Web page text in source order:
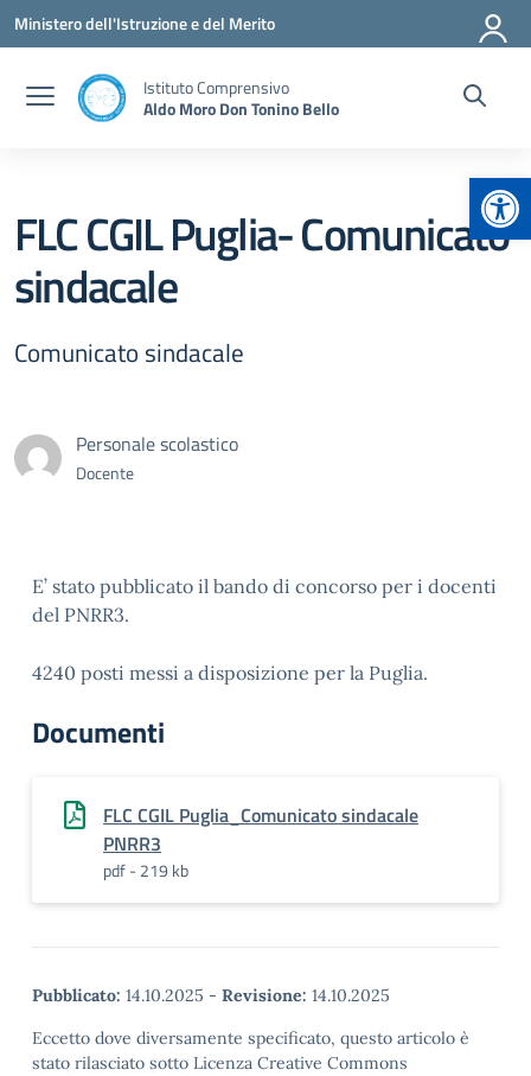
Vai ai contenuti
Vai al menu di navigazione
Vai al footer
Ministero dell'Istruzione e del Merito
Istituto Comprensivo
Aldo Moro Don Tonino Bello
FLC CGIL Puglia- Comunicato
sindacale
Comunicato sindacale
Personale scolastico
Docente
E’ stato pubblicato il bando di concorso per i docenti
del PNRR3.
4240 posti messi a disposizione per la Puglia.
Documenti
FLC CGIL Puglia_Comunicato sindacale
PNRR3
pdf - 219 kb
Pubblicato: 14.10.2025 - Revisione: 14.10.2025
Eccetto dove diversamente specificato, questo articolo è
stato rilasciato sotto Licenza Creative Commons